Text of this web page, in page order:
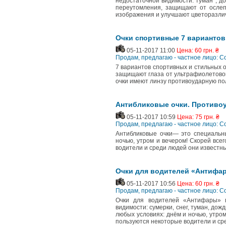
переутомления, защищают от
изображения и улучшают
Очки спортивные 7
05-11-2017 11:00 Цена: 60 грн. ₴
Продам, предлагаю - частное лицо:
7 вариантов спортивных и стильных
защищают глаза от
очки имeют линзу противоударную
Антибликовые очки.
05-11-2017 10:59 Цена: 75 грн. ₴
Продам, предлагаю - частное лицо:
Антибликовые очки— это
ночью, утром и вечером! Скорей
водители и среди людей они
Очки для водителей
05-11-2017 10:56 Цена: 60 грн. ₴
Продам, предлагаю - частное лицо:
Очки для водителей «Антифары»
видимости: сумерки, снег, туман,
любых условиях: днём и ночью,
пользуются некоторые водители и